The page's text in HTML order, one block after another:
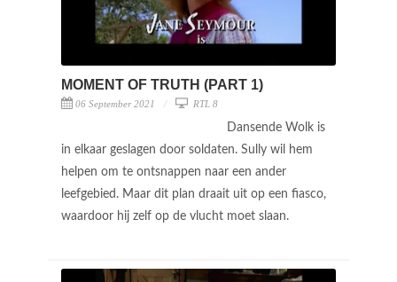
MOMENT OF TRUTH (PART 1)
06 September 2021 RTL 8
Dansende Wolk is
in elkaar geslagen door soldaten. Sully wil hem
helpen om te ontsnappen naar een ander
leefgebied. Maar dit plan draait uit op een fiasco,
waardoor hij zelf op de vlucht moet slaan.